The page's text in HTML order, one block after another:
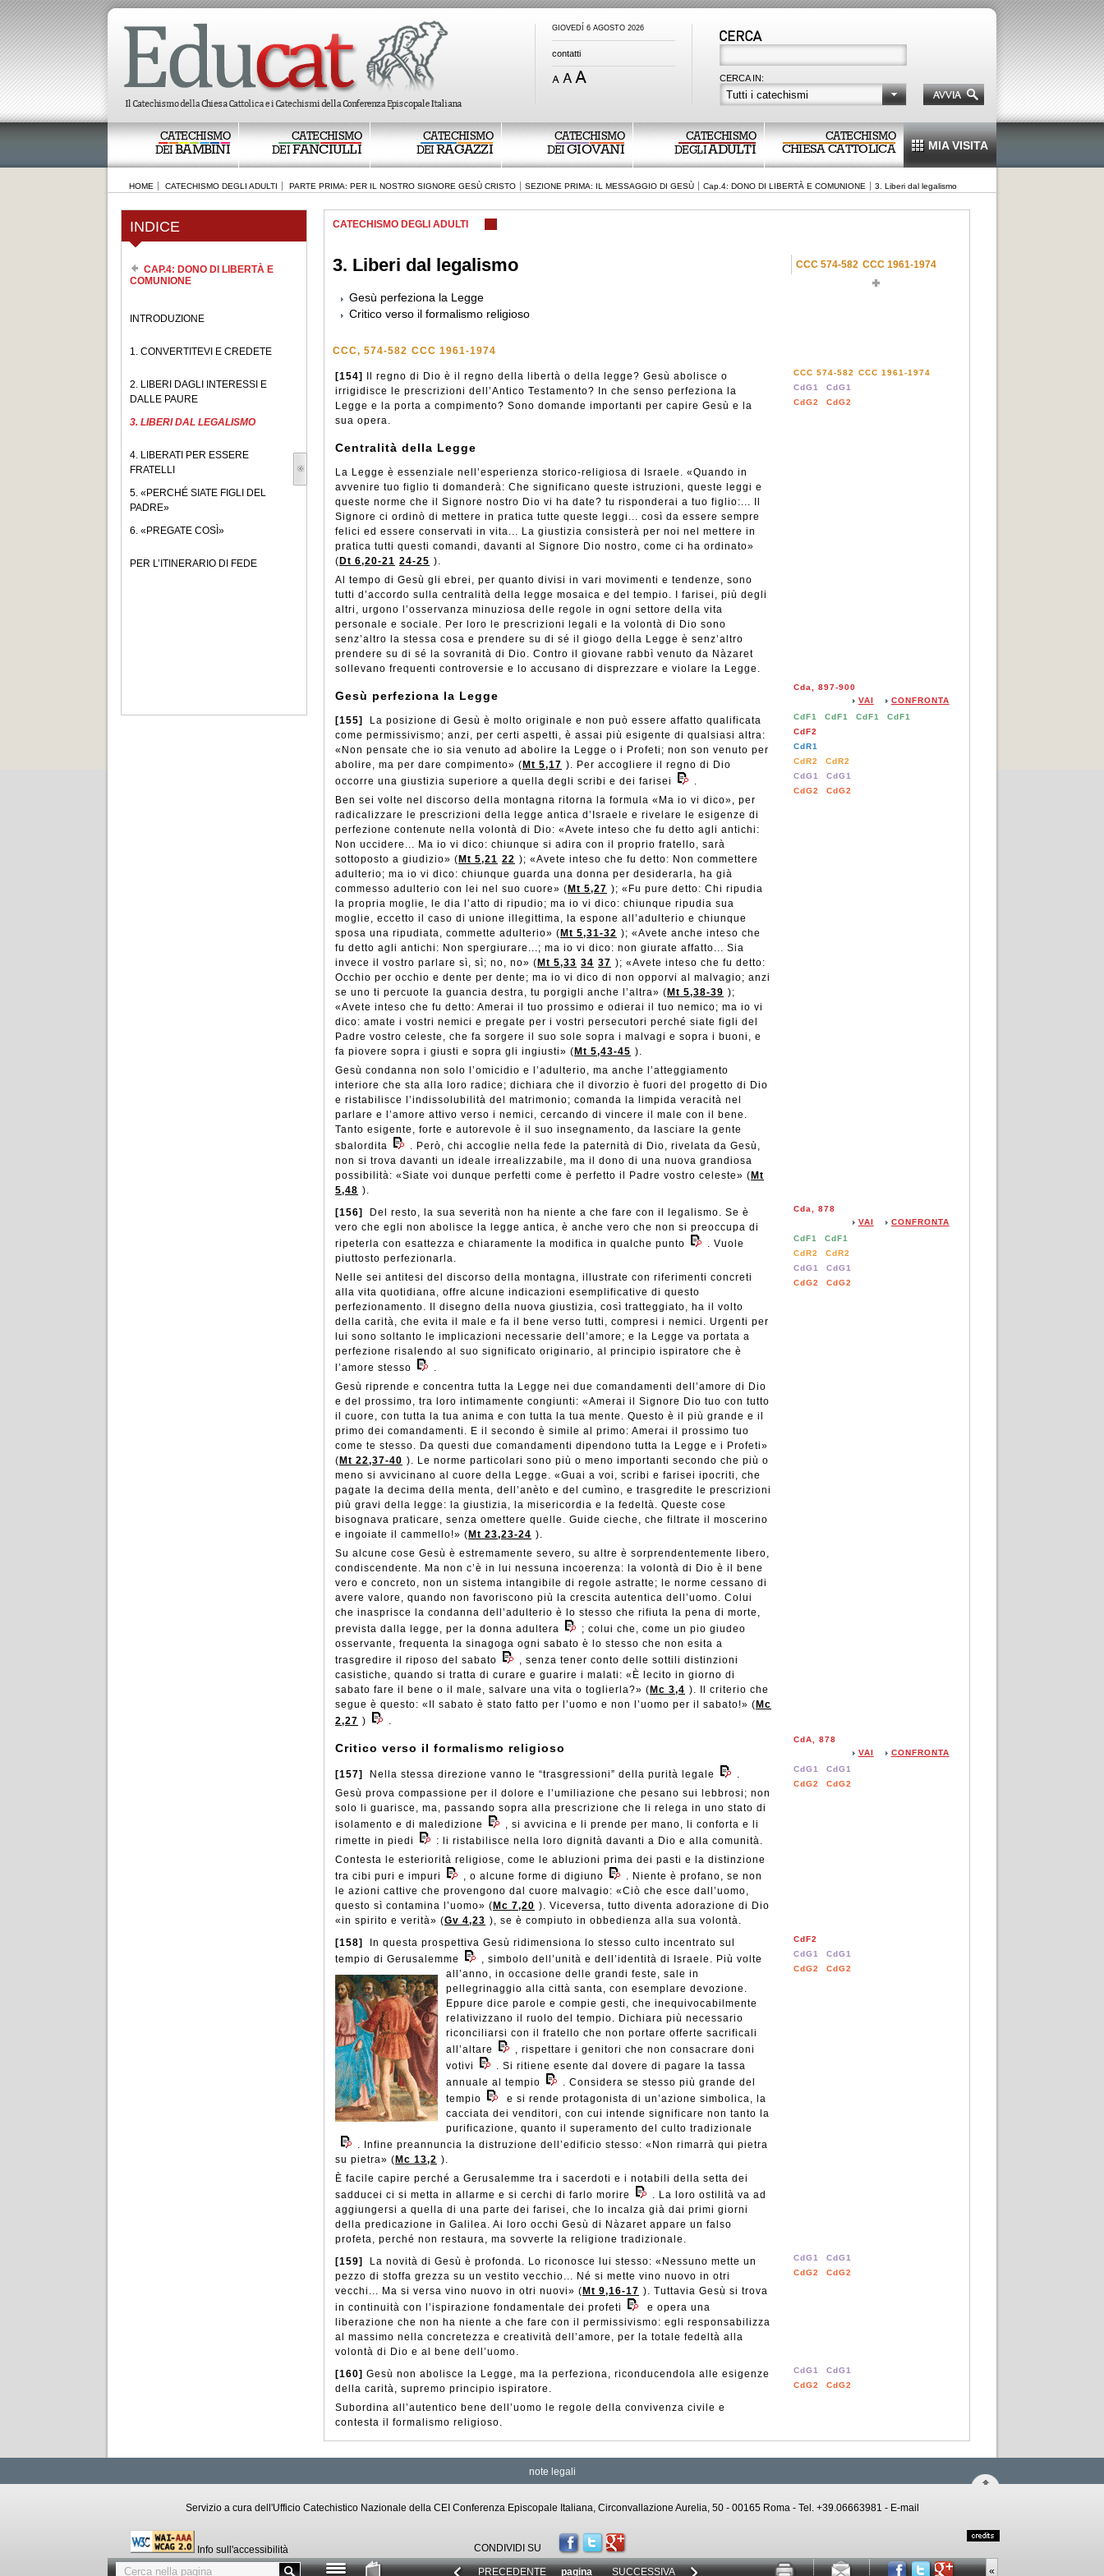
GIOVEDÍ 6 AGOSTO 2026
contatti
CERCA IN:
Tutti i catechismi
CATECHISMO
DEIBAMBINI
CATECHISMO
DEIFANCIULLI
CATECHISMO
DEIRAGAZZI
CATECHISMO
DEIGIOVANI
CATECHISMO
DEGLIADULTI
CATECHISMO
CHIESA CATTOLICA MIA VISITA
HOME CATECHISMO DEGLI ADULTI PARTE PRIMA: PER IL NOSTRO SIGNORE GESÙ CRISTO SEZIONE PRIMA: IL MESSAGGIO DI GESÙ Cap.4: DONO DI LIBERTÀ E COMUNIONE 3. Liberi dal legalismo
INDICE
CAP.4: DONO DI LIBERTÀ E
COMUNIONE
INTRODUZIONE
1. CONVERTITEVI E CREDETE
2. LIBERI DAGLI INTERESSI E
DALLE PAURE
3. LIBERI DAL LEGALISMO
4. LIBERATI PER ESSERE
FRATELLI
5. «PERCHÉ SIATE FIGLI DEL
PADRE»
6. «PREGATE COSÌ»
PER L’ITINERARIO DI FEDE
CATECHISMO DEGLI ADULTI
3. Liberi dal legalismo
Gesù perfeziona la Legge
Critico verso il formalismo religioso
CCC 574-582 CCC 1961-1974
CCC, 574-582 CCC 1961-1974
[154]
Il regno di Dio è il regno della libertà o della legge? Gesù abolisce o
irrigidisce le prescrizioni dell’Antico Testamento? In che senso perfeziona la
Legge e la porta a compimento? Sono domande importanti per capire Gesù e la
sua opera.
CCC 574-582
CCC 1961-1974
CdG1
CdG1
CdG2
CdG2
Centralità della Legge
La Legge è essenziale nell’esperienza storico-religiosa di Israele. «Quando in
avvenire tuo figlio ti domanderà: Che significano queste istruzioni, queste leggi e
queste norme che il Signore nostro Dio vi ha date? tu risponderai a tuo figlio:... Il
Signore ci ordinò di mettere in pratica tutte queste leggi... così da essere sempre
felici ed essere conservati in vita... La giustizia consisterà per noi nel mettere in
pratica tutti questi comandi, davanti al Signore Dio nostro, come ci ha ordinato»
( Dt 6,20-21 24-25 ).
Al tempo di Gesù gli ebrei, per quanto divisi in vari movimenti e tendenze, sono
tutti d’accordo sulla centralità della legge mosaica e del tempio. I farisei, più degli
altri, urgono l’osservanza minuziosa delle regole in ogni settore della vita
personale e sociale. Per loro le prescrizioni legali e la volontà di Dio sono
senz’altro la stessa cosa e prendere su di sé il giogo della Legge è senz’altro
prendere su di sé la sovranità di Dio. Contro il giovane rabbì venuto da Nàzaret
sollevano frequenti controversie e lo accusano di disprezzare e violare la Legge.
Gesù perfeziona la Legge
[155]
La posizione di Gesù è molto originale e non può essere affatto qualificata
come permissivismo; anzi, per certi aspetti, è assai più esigente di qualsiasi altra:
«Non pensate che io sia venuto ad abolire la Legge o i Profeti; non son venuto per
abolire, ma per dare compimento» ( Mt 5,17 ). Per accogliere il regno di Dio
occorre una giustizia superiore a quella degli scribi e dei farisei
.
Ben sei volte nel discorso della montagna ritorna la formula «Ma io vi dico», per
radicalizzare le prescrizioni della legge antica d’Israele e rivelare le esigenze di
perfezione contenute nella volontà di Dio: «Avete inteso che fu detto agli antichi:
Non uccidere... Ma io vi dico: chiunque si adira con il proprio fratello, sarà
sottoposto a giudizio» ( Mt 5,21 22 ); «Avete inteso che fu detto: Non commettere
adulterio; ma io vi dico: chiunque guarda una donna per desiderarla, ha già
commesso adulterio con lei nel suo cuore» ( Mt 5,27 ); «Fu pure detto: Chi ripudia
la propria moglie, le dia l’atto di ripudio; ma io vi dico: chiunque ripudia sua
moglie, eccetto il caso di unione illegittima, la espone all’adulterio e chiunque
sposa una ripudiata, commette adulterio» ( Mt 5,31-32 ); «Avete anche inteso che
fu detto agli antichi: Non spergiurare...; ma io vi dico: non giurate affatto... Sia
invece il vostro parlare sì, sì; no, no» ( Mt 5,33 34 37 ); «Avete inteso che fu detto:
Occhio per occhio e dente per dente; ma io vi dico di non opporvi al malvagio; anzi
se uno ti percuote la guancia destra, tu porgigli anche l’altra» ( Mt 5,38-39 );
«Avete inteso che fu detto: Amerai il tuo prossimo e odierai il tuo nemico; ma io vi
dico: amate i vostri nemici e pregate per i vostri persecutori perché siate figli del
Padre vostro celeste, che fa sorgere il suo sole sopra i malvagi e sopra i buoni, e
fa piovere sopra i giusti e sopra gli ingiusti» ( Mt 5,43-45 ).
Gesù condanna non solo l’omicidio e l’adulterio, ma anche l’atteggiamento
interiore che sta alla loro radice; dichiara che il divorzio è fuori del progetto di Dio
e ristabilisce l’indissolubilità del matrimonio; comanda la limpida veracità nel
parlare e l’amore attivo verso i nemici, cercando di vincere il male con il bene.
Tanto esigente, forte e autorevole è il suo insegnamento, da lasciare la gente
sbalordita
. Però, chi accoglie nella fede la paternità di Dio, rivelata da Gesù,
non si trova davanti un ideale irrealizzabile, ma il dono di una nuova grandiosa
possibilità: «Siate voi dunque perfetti come è perfetto il Padre vostro celeste» ( Mt
5,48 ).
Cda, 897-900
CONFRONTA
VAI
CdF1
CdF1 CdF1
CdF1
CdF2
CdR1
CdR2
CdR2
CdG1
CdG1
CdG2
CdG2
[156]
Del resto, la sua severità non ha niente a che fare con il legalismo. Se è
vero che egli non abolisce la legge antica, è anche vero che non si preoccupa di
ripeterla con esattezza e chiaramente la modifica in qualche punto
. Vuole
piuttosto perfezionarla.
Nelle sei antitesi del discorso della montagna, illustrate con riferimenti concreti
alla vita quotidiana, offre alcune indicazioni esemplificative di questo
perfezionamento. Il disegno della nuova giustizia, così tratteggiato, ha il volto
della carità, che evita il male e fa il bene verso tutti, compresi i nemici. Urgenti per
lui sono soltanto le implicazioni necessarie dell’amore; e la Legge va portata a
perfezione risalendo al suo significato originario, al principio ispiratore che è
l’amore stesso
.
Gesù riprende e concentra tutta la Legge nei due comandamenti dell’amore di Dio
e del prossimo, tra loro intimamente congiunti: «Amerai il Signore Dio tuo con tutto
il cuore, con tutta la tua anima e con tutta la tua mente. Questo è il più grande e il
primo dei comandamenti. E il secondo è simile al primo: Amerai il prossimo tuo
come te stesso. Da questi due comandamenti dipendono tutta la Legge e i Profeti»
( Mt 22,37-40 ). Le norme particolari sono più o meno importanti secondo che più o
meno si avvicinano al cuore della Legge. «Guai a voi, scribi e farisei ipocriti, che
pagate la decima della menta, dell’anèto e del cumìno, e trasgredite le prescrizioni
più gravi della legge: la giustizia, la misericordia e la fedeltà. Queste cose
bisognava praticare, senza omettere quelle. Guide cieche, che filtrate il moscerino
e ingoiate il cammello!» ( Mt 23,23-24 ).
Su alcune cose Gesù è estremamente severo, su altre è sorprendentemente libero,
condiscendente. Ma non c’è in lui nessuna incoerenza: la volontà di Dio è il bene
vero e concreto, non un sistema intangibile di regole astratte; le norme cessano di
avere valore, quando non favoriscono più la crescita autentica dell’uomo. Colui
che inasprisce la condanna dell’adulterio è lo stesso che rifiuta la pena di morte,
prevista dalla legge, per la donna adultera
; colui che, come un pio giudeo
osservante, frequenta la sinagoga ogni sabato è lo stesso che non esita a
trasgredire il riposo del sabato
, senza tener conto delle sottili distinzioni
casistiche, quando si tratta di curare e guarire i malati: «È lecito in giorno di
sabato fare il bene o il male, salvare una vita o toglierla?» ( Mc 3,4 ). Il criterio che
segue è questo: «Il sabato è stato fatto per l’uomo e non l’uomo per il sabato!» ( Mc
2,27 ) .
Cda, 878
CONFRONTA
VAI
CdF1
CdF1
CdR2
CdR2
CdG1
CdG1
CdG2
CdG2
Critico verso il formalismo religioso
[157] Nella stessa direzione vanno le “trasgressioni” della purità legale
.
Gesù prova compassione per il dolore e l’umiliazione che pesano sui lebbrosi; non
solo li guarisce, ma, passando sopra alla prescrizione che li relega in uno stato di
isolamento e di maledizione
, si avvicina e li prende per mano, li conforta e li
rimette in piedi
: li ristabilisce nella loro dignità davanti a Dio e alla comunità.
Contesta le esteriorità religiose, come le abluzioni prima dei pasti e la distinzione
tra cibi puri e impuri
, o alcune forme di digiuno
. Niente è profano, se non
le azioni cattive che provengono dal cuore malvagio: «Ciò che esce dall’uomo,
questo sì contamina l’uomo» ( Mc 7,20 ). Viceversa, tutto diventa adorazione di Dio
«in spirito e verità» (Gv 4,23 ), se è compiuto in obbedienza alla sua volontà.
CdA, 878
CONFRONTA
VAI
CdG1
CdG1
CdG2
CdG2
[158]
In questa prospettiva Gesù ridimensiona lo stesso culto incentrato sul
tempio di Gerusalemme
, simbolo dell’unità e dell’identità di Israele. Più volte
all’anno, in occasione delle grandi feste, sale in
pellegrinaggio alla città santa, con esemplare devozione.
Eppure dice parole e compie gesti, che inequivocabilmente
relativizzano il ruolo del tempio. Dichiara più necessario
riconciliarsi con il fratello che non portare offerte sacrificali
all’altare
, rispettare i genitori che non consacrare doni
votivi
. Si ritiene esente dal dovere di pagare la tassa
annuale al tempio
. Considera se stesso più grande del
tempio
e si rende protagonista di un’azione simbolica, la
cacciata dei venditori, con cui intende significare non tanto la
purificazione, quanto il superamento del culto tradizionale
. Infine preannuncia la distruzione dell’edificio stesso: «Non rimarrà qui pietra
su pietra» ( Mc 13,2 ).
È facile capire perché a Gerusalemme tra i sacerdoti e i notabili della setta dei
sadducei ci si metta in allarme e si cerchi di farlo morire
. La loro ostilità va ad
aggiungersi a quella di una parte dei farisei, che lo incalza già dai primi giorni
della predicazione in Galilea. Ai loro occhi Gesù di Nàzaret appare un falso
profeta, perché non restaura, ma sovverte la religione tradizionale.
CdF2
CdG1
CdG1
CdG2
CdG2
[159]
La novità di Gesù è profonda. Lo riconosce lui stesso: «Nessuno mette un
pezzo di stoffa grezza su un vestito vecchio... Né si mette vino nuovo in otri
vecchi... Ma si versa vino nuovo in otri nuovi» ( Mt 9,16-17 ). Tuttavia Gesù si trova
in continuità con l’ispirazione fondamentale dei profeti
e opera una
liberazione che non ha niente a che fare con il permissivismo: egli responsabilizza
al massimo nella concretezza e creatività dell’amore, per la totale fedeltà alla
volontà di Dio e al bene dell’uomo.
CdG1
CdG1
CdG2
CdG2
[160] Gesù non abolisce la Legge, ma la perfeziona, riconducendola alle esigenze
della carità, supremo principio ispiratore.
Subordina all’autentico bene dell’uomo le regole della convivenza civile e
contesta il formalismo religioso.
CdG1
CdG1
CdG2
CdG2
PRECEDENTE pagina SUCCESSIVA
note legali
Servizio a cura dell'Ufficio Catechistico Nazionale della CEI Conferenza Episcopale Italiana, Circonvallazione Aurelia, 50 - 00165 Roma - Tel. +39.06663981 - E-mail
Info sull'accessibilità CONDIVIDI SU